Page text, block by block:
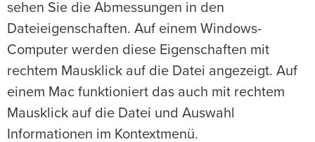
sehen Sie die Abmessungen in den
Dateieigenschaften. Auf einem Windows-
Computer werden diese Eigenschaften mit
rechtem Mausklick auf die Datei angezeigt. Auf
einem Mac funktioniert das auch mit rechtem
Mausklick auf die Datei und Auswahl
Informationen im Kontextmenü.